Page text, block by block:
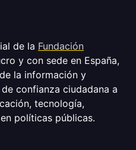
de la Fundación
y con sede en España,
la información y
confianza ciudadana a
tecnología,
políticas públicas.